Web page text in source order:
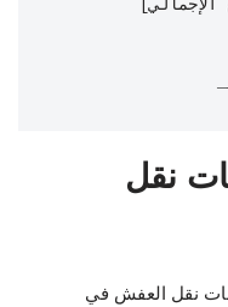
نقل
نقل العفش في